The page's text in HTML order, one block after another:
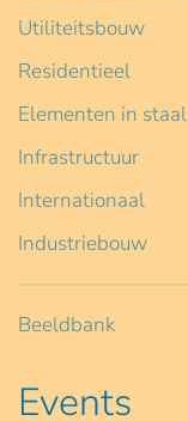
Utiliteitsbouw
Residentieel
Elementen in staal
Infrastructuur
Internationaal
Industriebouw
Beeldbank
Events